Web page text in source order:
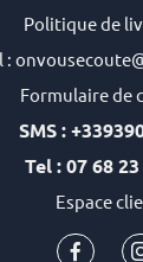
Politique de
:
Formulaire de
SMS :
Tel : 07 68
Espace